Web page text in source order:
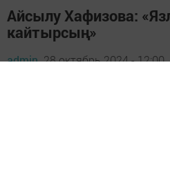
Айсылу Хафизова:
кайтырсың»
admin, 28 октябрь 2024 - 12:00